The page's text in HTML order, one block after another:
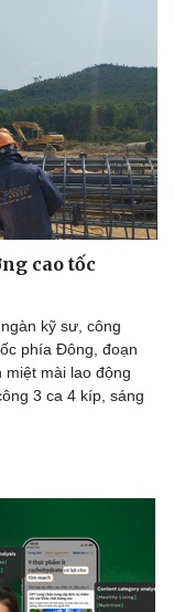
cao tốc
kỹ sư, công
phía Đông, đoạn
mài lao động
3 ca 4 kíp, sáng